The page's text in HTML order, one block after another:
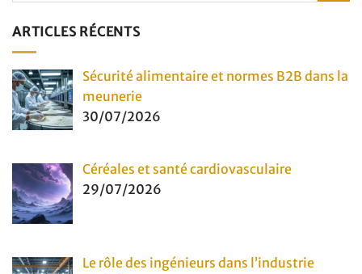
ARTICLES RÉCENTS
Sécurité alimentaire et normes B2B dans la
meunerie
30/07/2026
Céréales et santé cardiovasculaire
29/07/2026
Le rôle des ingénieurs dans l’industrie